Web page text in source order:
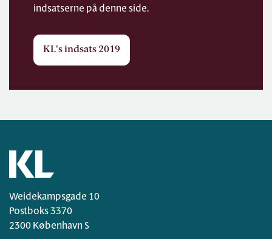
indsatserne på denne side.
KL's indsats 2019
Weidekampsgade 10
Postboks 3370
2300 København S